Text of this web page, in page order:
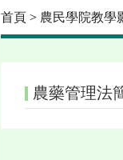
首頁 > 農民學院教學
農藥管理法